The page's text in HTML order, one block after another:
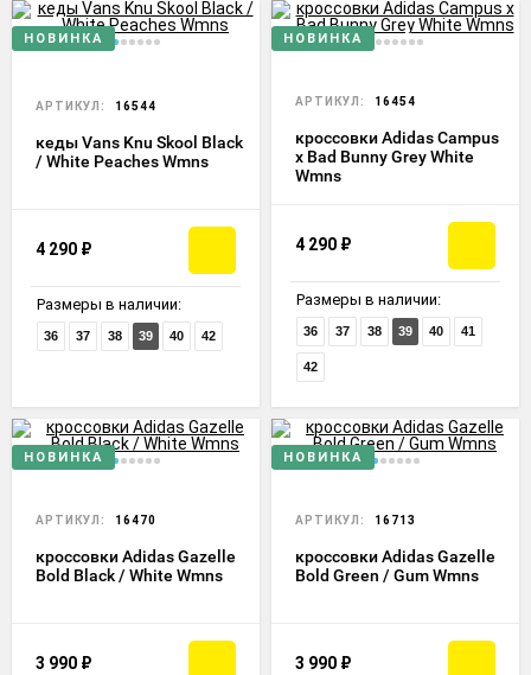
НОВИНКА
АРТИКУЛ: 16544
кеды Vans Knu Skool Black
/ White Peaches Wmns
4 290 ₽
Размеры в наличии:
36 37 38 39 40 42
НОВИНКА
АРТИКУЛ: 16454
кроссовки Adidas Campus
x Bad Bunny Grey White
Wmns
4 290 ₽
Размеры в наличии:
36 37 38 39 40 41
42
НОВИНКА
АРТИКУЛ: 16470
кроссовки Adidas Gazelle
Bold Black / White Wmns
3 990 ₽
НОВИНКА
АРТИКУЛ: 16713
кроссовки Adidas Gazelle
Bold Green / Gum Wmns
3 990 ₽